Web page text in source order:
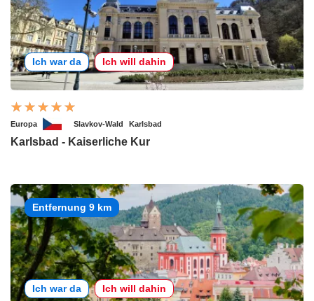
Ich war da Ich will dahin
Europa Slavkov-Wald Karlsbad
Karlsbad - Kaiserliche Kur
Entfernung 9 km
Ich war da Ich will dahin